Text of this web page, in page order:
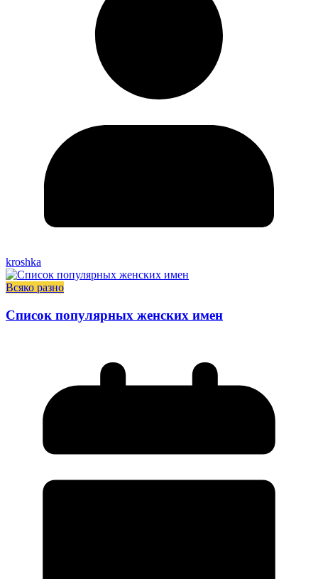
kroshka
Всяко разно
Список популярных женских имен